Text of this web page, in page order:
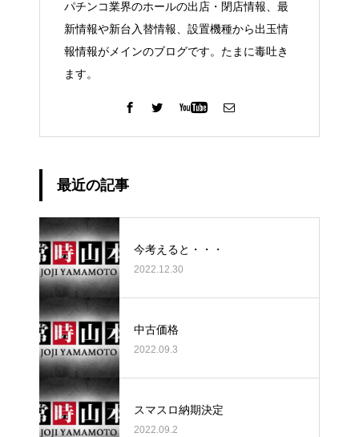
パチンコ業界のホールの出店・閉店情報、最
新情報や新台入替情報、設置機種から出玉情
報情報がメインのブログです。たまに毒吐き
ます。
最近の記事
今考えると・・・
2022.12.30
中古価格
2022.09.3
スマスロ納期決定
2022.09.2